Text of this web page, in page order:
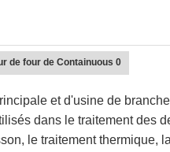
et d'usine de
dans le traitement des
le traitement thermique,